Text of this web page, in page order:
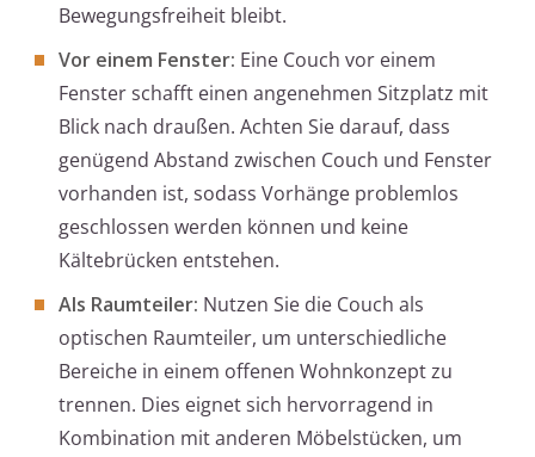
Bewegungsfreiheit bleibt.
Vor einem Fenster: Eine Couch vor einem
Fenster schafft einen angenehmen Sitzplatz mit
Blick nach draußen. Achten Sie darauf, dass
genügend Abstand zwischen Couch und Fenster
vorhanden ist, sodass Vorhänge problemlos
geschlossen werden können und keine
Kältebrücken entstehen.
Als Raumteiler: Nutzen Sie die Couch als
optischen Raumteiler, um unterschiedliche
Bereiche in einem offenen Wohnkonzept zu
trennen. Dies eignet sich hervorragend in
Kombination mit anderen Möbelstücken, um